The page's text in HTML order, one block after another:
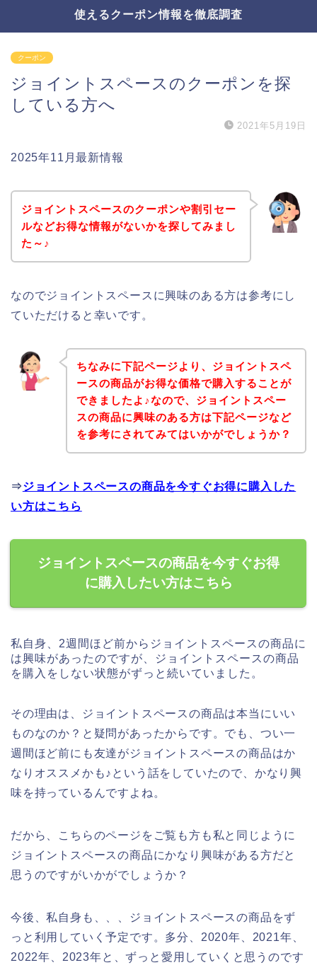
使えるクーポン情報を徹底調査
クーポン
ジョイントスペースのクーポンを探
している方へ
2021年5月19日
2025年11月最新情報
ジョイントスペースのクーポンや割引セー
ルなどお得な情報がないかを探してみまし
た～♪
なのでジョイントスペースに興味のある方は参考にし
ていただけると幸いです。
ちなみに下記ページより、ジョイントスペ
ースの商品がお得な価格で購入することが
できましたよ♪なので、ジョイントスペー
スの商品に興味のある方は下記ページなど
を参考にされてみてはいかがでしょうか？
⇒ジョイントスペースの商品を今すぐお得に購入した
い方はこちら
ジョイントスペースの商品を今すぐお得
に購入したい方はこちら
私自身、2週間ほど前からジョイントスペースの商品に
は興味があったのですが、ジョイントスペースの商品
を購入をしない状態がずっと続いていました。
その理由は、ジョイントスペースの商品は本当にいい
ものなのか？と疑問があったからです。でも、つい一
週間ほど前にも友達がジョイントスペースの商品はか
なりオススメかも♪という話をしていたので、かなり興
味を持っているんですよね。
だから、こちらのページをご覧も方も私と同じように
ジョイントスペースの商品にかなり興味がある方だと
思うのですがいかがでしょうか？
今後、私自身も、、、ジョイントスペースの商品をず
っと利用していく予定です。多分、2020年、2021年、
2022年、2023年と、ずっと愛用していくと思うのです